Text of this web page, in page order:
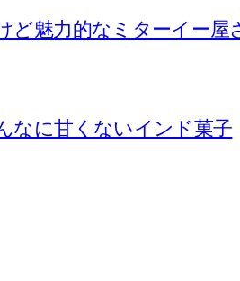
ど魅力的なミターイー屋
なに甘くないインド菓子